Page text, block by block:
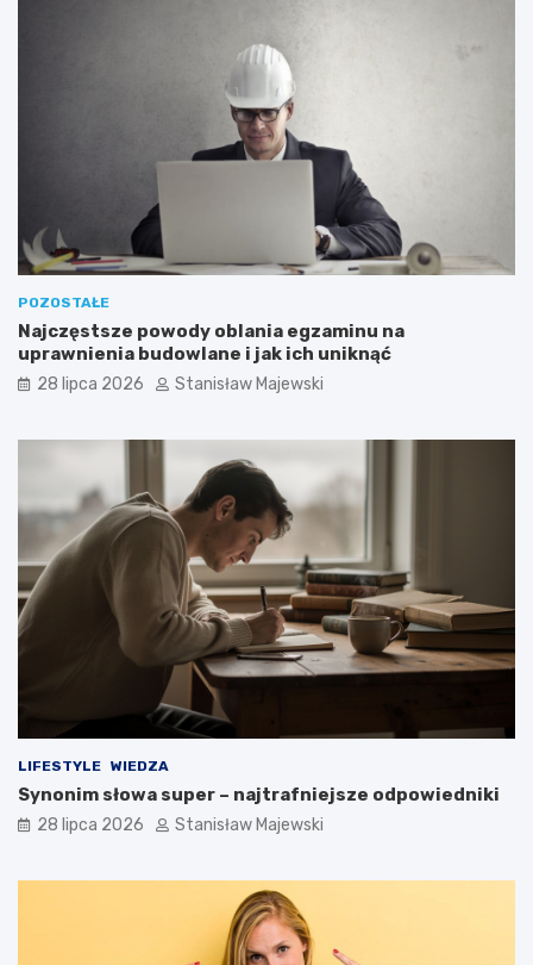
POZOSTAŁE
Najczęstsze powody oblania egzaminu na
uprawnienia budowlane i jak ich uniknąć
28 lipca 2026 Stanisław Majewski
LIFESTYLE WIEDZA
Synonim słowa super – najtrafniejsze odpowiedniki
28 lipca 2026 Stanisław Majewski